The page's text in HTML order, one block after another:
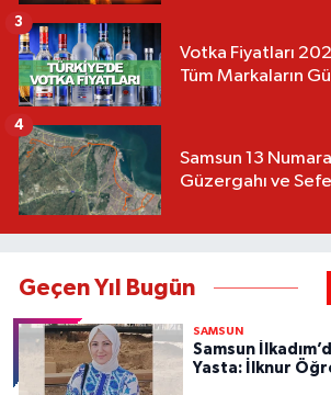
Votka Fiyatları
Tüm Markaların
3
Samsun 13
Güzergahı ve
4
Geçen Yıl Bugün
SAMSUN
Samsun
Yasta: İlknur